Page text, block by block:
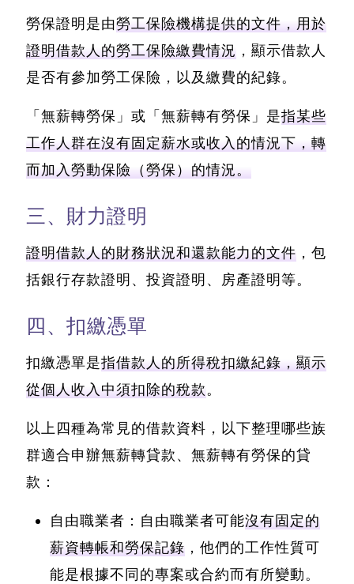
勞保證明是由勞工保險機構提供的文件，用於
證明借款人的勞工保險繳費情況 ，顯示借款人
是否有參加勞工保險，以及繳費的紀錄。
「無薪轉勞保」或「無薪轉有勞保」是指某些
工作人群在沒有固定薪水或收入的情況下，轉
而加入勞動保險（勞保）的情況。
三、財力證明
證明借款人的財務狀況和還款能力的文件 ，包
括銀行存款證明、投資證明、房產證明等。
四、扣繳憑單
扣繳憑單是指借款人的所得稅扣繳紀錄，顯示
從個人收入中須扣除的稅款。
以上四種為常見的借款資料，以下整理哪些族
群適合申辦無薪轉貸款、無薪轉有勞保的貸
款：
自由職業者：自由職業者可能沒有固定的
薪資轉帳和勞保記錄 ，他們的工作性質可
能是根據不同的專案或合約而有所變動。